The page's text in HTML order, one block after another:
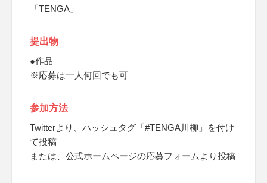
「TENGA」
提出物
●作品
※応募は一人何回でも可
参加方法
Twitterより、ハッシュタグ「#TENGA川柳」を付け
て投稿
または、公式ホームページの応募フォームより投稿